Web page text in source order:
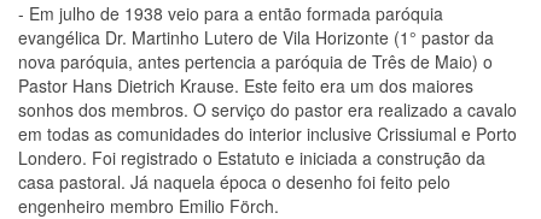
- Em julho de 1938 veio para a então formada paróquia
evangélica Dr. Martinho Lutero de Vila Horizonte (1° pastor da
nova paróquia, antes pertencia a paróquia de Três de Maio) o
Pastor Hans Dietrich Krause. Este feito era um dos maiores
sonhos dos membros. O serviço do pastor era realizado a cavalo
em todas as comunidades do interior inclusive Crissiumal e Porto
Londero. Foi registrado o Estatuto e iniciada a construção da
casa pastoral. Já naquela época o desenho foi feito pelo
engenheiro membro Emilio Förch.